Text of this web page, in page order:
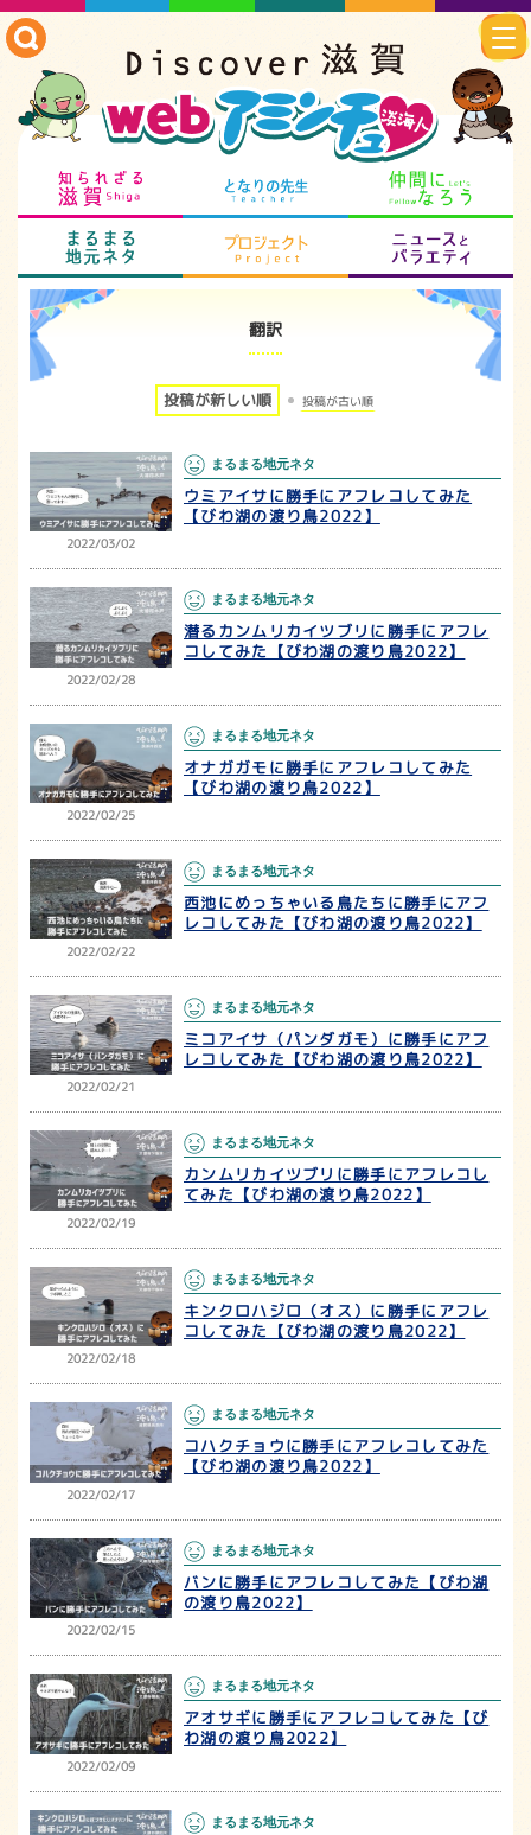
知られざる滋賀 となりの先生
まるまる地元ネタ プロジェクト
翻訳
投稿が新しい順 投稿が古い順
2022/03/02
まるまる地元ネタ
ウミアイサに勝手にアフレコしてみた
【びわ湖の渡り鳥2022】
2022/02/28
まるまる地元ネタ
潜るカンムリカイツブリに勝手にアフレ
コしてみた【びわ湖の渡り鳥2022】
2022/02/25
まるまる地元ネタ
オナガガモに勝手にアフレコしてみた
【びわ湖の渡り鳥2022】
2022/02/22
まるまる地元ネタ
西池にめっちゃいる鳥たちに勝手にアフ
レコしてみた【びわ湖の渡り鳥2022】
2022/02/21
まるまる地元ネタ
ミコアイサ（パンダガモ）に勝手にアフ
レコしてみた【びわ湖の渡り鳥2022】
2022/02/19
まるまる地元ネタ
カンムリカイツブリに勝手にアフレコし
てみた【びわ湖の渡り鳥2022】
2022/02/18
まるまる地元ネタ
キンクロハジロ（オス）に勝手にアフレ
コしてみた【びわ湖の渡り鳥2022】
2022/02/17
まるまる地元ネタ
コハクチョウに勝手にアフレコしてみた
【びわ湖の渡り鳥2022】
2022/02/15
まるまる地元ネタ
バンに勝手にアフレコしてみた【びわ湖
の渡り鳥2022】
2022/02/09
まるまる地元ネタ
アオサギに勝手にアフレコしてみた【び
わ湖の渡り鳥2022】
まるまる地元ネタ